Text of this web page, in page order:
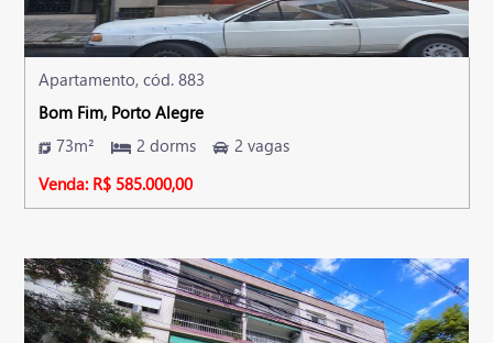
Apartamento, cód. 883
Bom Fim, Porto Alegre
73m²
2 dorms
2 vagas
Venda: R$ 585.000,00